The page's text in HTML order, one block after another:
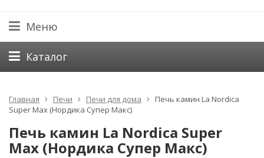
Меню
Каталог
Главная Печи Печи для дома
Печь камин La Nordica
Super Max (Нордика Супер Макс)
Печь камин La Nordica Super
Max (Нордика Супер Макс)